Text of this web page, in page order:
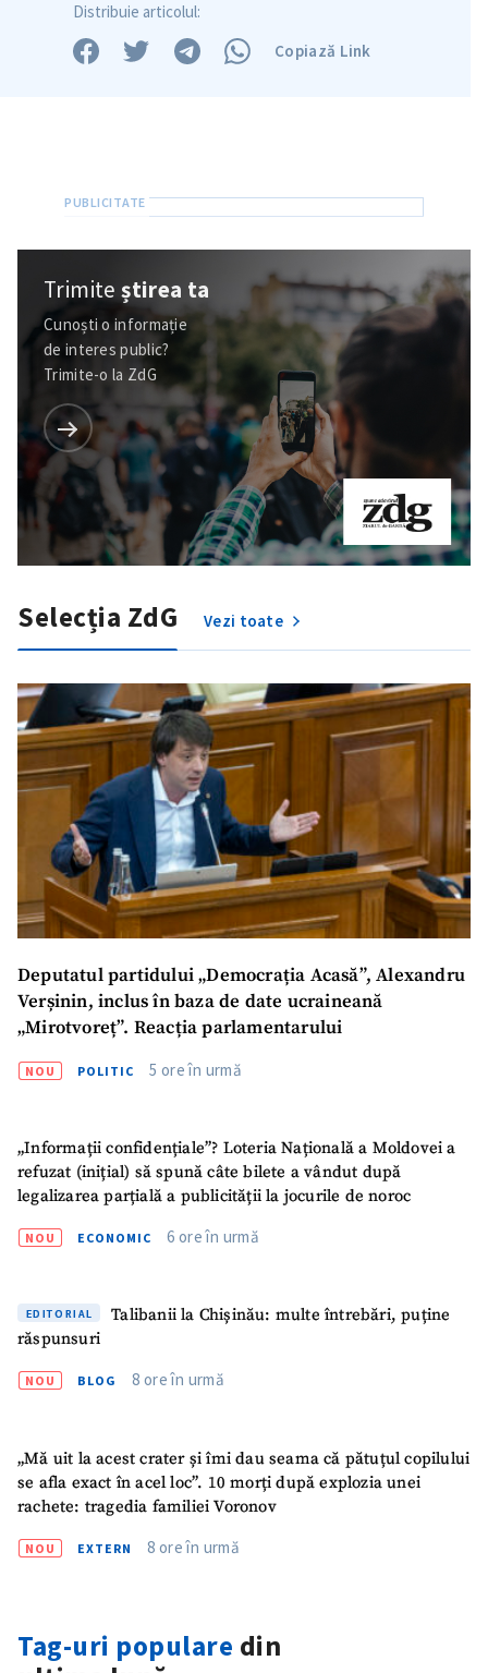
Distribuie articolul:
Copiază Link
Trimiteștirea ta
Cunoști o informație
de interes public?
Trimite-o la ZdG
Selecția ZdG Vezi toate
Deputatul partidului „Democrația Acasă”, Alexandru
Verșinin, inclus în baza de date ucraineană
„Mirotvoreț”. Reacția parlamentarului
NOU POLITIC 5 ore în urmă
„Informații confidențiale”? Loteria Națională a Moldovei a
refuzat (inițial) să spună câte bilete a vândut după
legalizarea parțială a publicității la jocurile de noroc
NOU ECONOMIC 6 ore în urmă
EDITORIAL
Talibanii la Chișinău: multe întrebări, puține
răspunsuri
NOU BLOG 8 ore în urmă
„Mă uit la acest crater și îmi dau seama că pătuțul copilului
se afla exact în acel loc”. 10 morți după explozia unei
rachete: tragedia familiei Voronov
NOU EXTERN 8 ore în urmă
Tag-uri populare din
Titlu știre
+ Adaugă titlu
Fotografie
+ Încarcă imagine